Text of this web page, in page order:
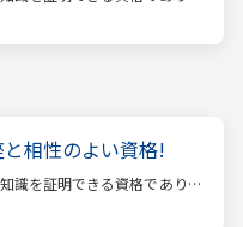
と、専門的な知識を問われ
相性のよい資格!
識を証明できる資格であり、
と、専門的な知識を問われ